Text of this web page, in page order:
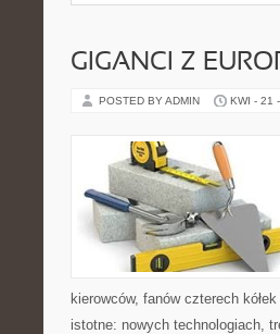
GIGANCI Z
POSTED BY ADMIN KWI - 21
kierowców, fanów czterech
istotne: nowych technologiach,